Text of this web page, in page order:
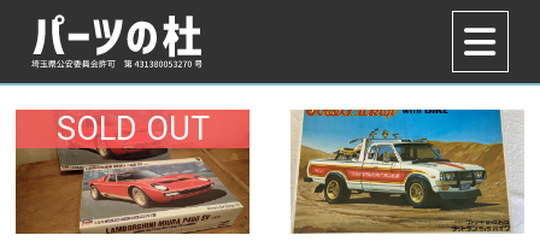
SOLD OUT